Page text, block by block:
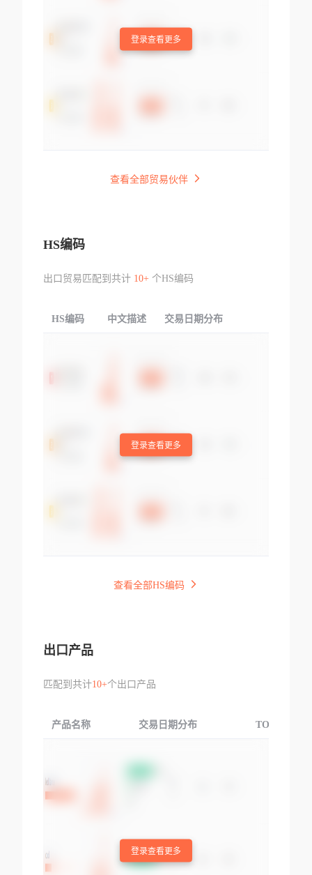
登录查看更多
查看全部贸易伙伴
HS编码
出口贸易匹配到共计 10+个HS编码
HS编码 中文描述 交易日期分布
登录查看更多
查看全部HS编码
出口产品
匹配到共计10+个出口产品
产品名称 交易日期分布 TOP3交易国
登录查看更多